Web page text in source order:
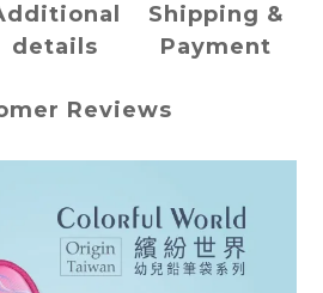
details
Shipping &
Payment
Reviews